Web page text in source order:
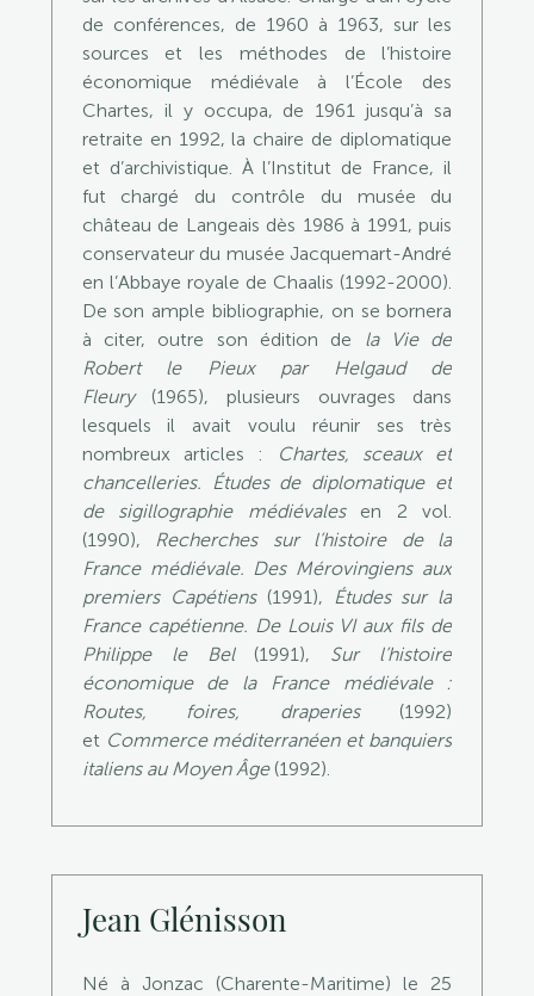
de conférences, de 1960 à 1963, sur les
sources et les méthodes de l’histoire
économique médiévale à l’École des
Chartes, il y occupa, de 1961 jusqu’à sa
retraite en 1992, la chaire de diplomatique
et d’archivistique. À l’Institut de France, il
fut chargé du contrôle du musée du
château de Langeais dès 1986 à 1991, puis
conservateur du musée Jacquemart-André
en l’Abbaye royale de Chaalis (1992-2000).
De son ample bibliographie, on se bornera
à citer, outre son édition de la Vie de
Robert le Pieux par Helgaud de
Fleury(1965), plusieurs ouvrages dans
lesquels il avait voulu réunir ses très
nombreux articles :
Chartes, sceaux et
chancelleries. Études de diplomatique et
de sigillographie médiévalesen 2 vol.
(1990), Recherches sur l’histoire de la
France médiévale. Des Mérovingiens aux
premiers Capétiens(1991), Études sur la
France capétienne. De Louis VI aux fils de
Philippe le Bel(1991), Sur l’histoire
économique de la France médiévale :
Routes, foires, draperies(1992)
et Commerce méditerranéen et banquiers
italiens au Moyen Âge(1992).
Jean Glénisson
Né à Jonzac (Charente-Maritime) le 25